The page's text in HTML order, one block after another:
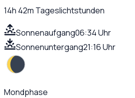
14h 42m Tageslichtstunden
Sonnenaufgang06:34 Uhr
Sonnenuntergang21:16 Uhr
Mondphase